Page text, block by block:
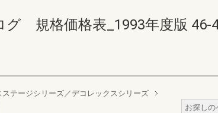
規格価格表_1993年度版 46-
テージシリーズ／デコレックスシリーズ
お探しの